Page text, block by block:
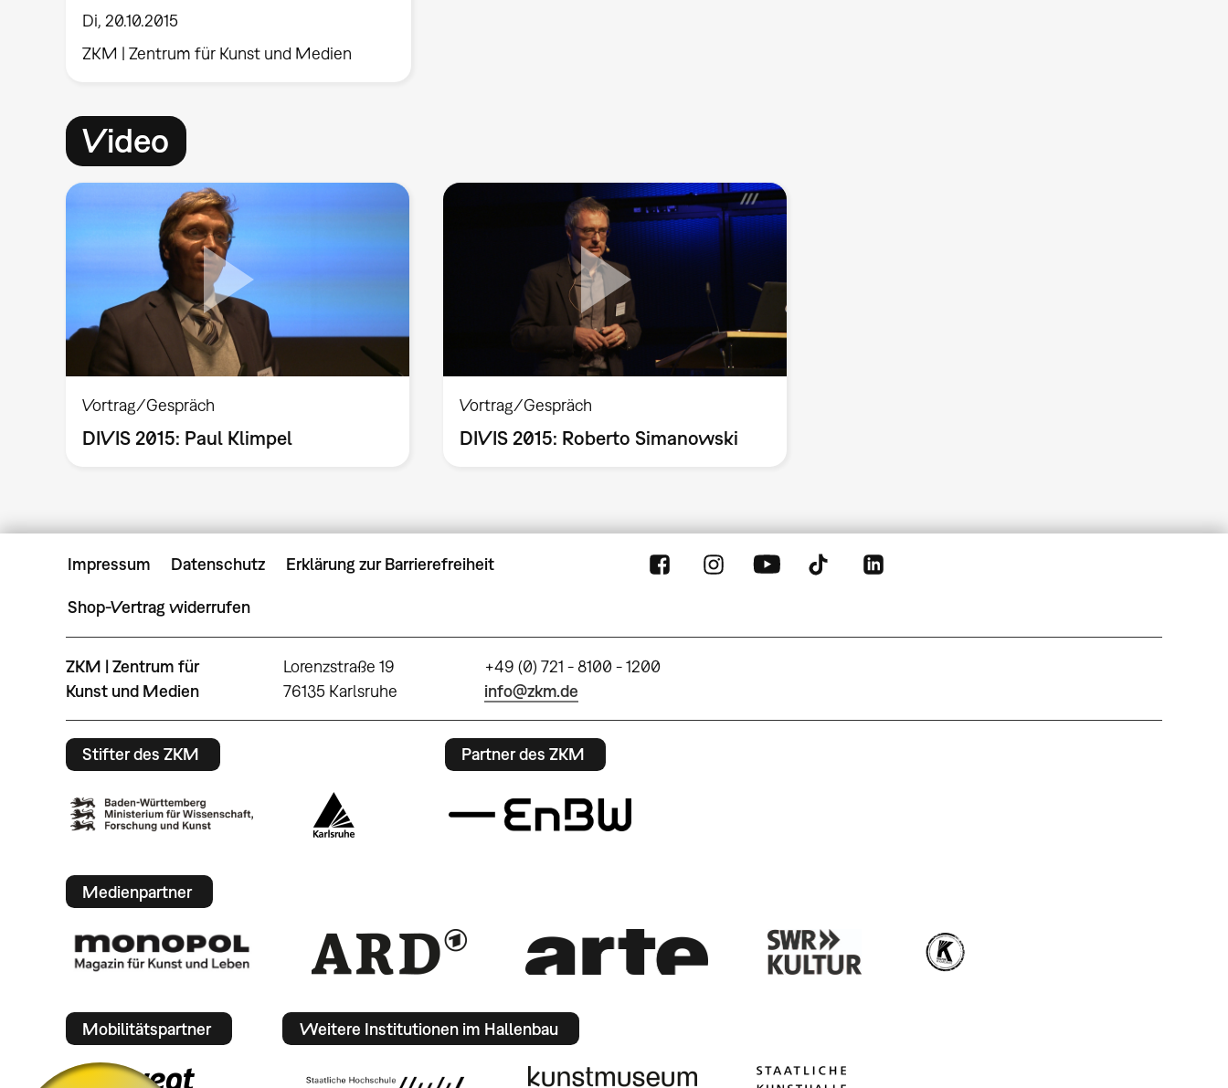
Di, 20.10.2015
ZKM | Zentrum für Kunst und Medien
Video
Vortrag/Gespräch
DIVIS 2015: Paul Klimpel
Vortrag/Gespräch
DIVIS 2015: Roberto Simanowski
Impressum Datenschutz Erklärung zur Barrierefreiheit
Shop-Vertrag widerrufen
ZKM | Zentrum für
Kunst und Medien
Lorenzstraße 19
76135 Karlsruhe
+49 (0) 721 - 8100 - 1200
info@zkm.de
Stifter des ZKM Partner des ZKM
Medienpartner
Mobilitätspartner Weitere Institutionen im Hallenbau